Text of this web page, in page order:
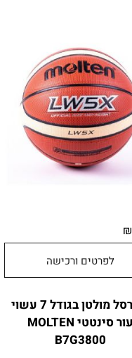
₪
לפרטים ורכישה
כדורסל מולטן בגודל 7 עשוי
עור סינטטי MOLTEN
B7G3800